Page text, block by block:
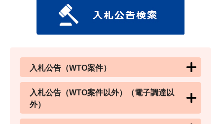
入札公告（WTO案件）
入札公告（WTO案件以外）（電子調達以
外）